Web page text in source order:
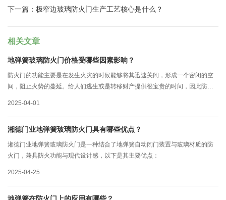
下一篇： 极窄边玻璃防火门生产工艺核心是什么？
相关文章
地弹簧玻璃防火门价格受哪些因素影响？
防火门的功能主要是在发生火灾的时候能够将其迅速关闭，形成一个密闭的空
间，阻止火势的蔓延。给人们逃生或是转移财产提供很宝贵的时间，因此防火
2025-04-01
湘德门业地弹簧玻璃防火门具有哪些优点？
湘德门业地弹簧玻璃防火门是一种结合了地弹簧自动闭门装置与玻璃材质的防
火门，兼具防火功能与现代设计感，以下是其主要优点：
2025-04-25